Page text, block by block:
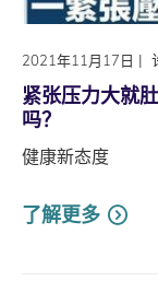
2021年11月17日 |
紧张压力大就
吗？
健康新态度
了解更多